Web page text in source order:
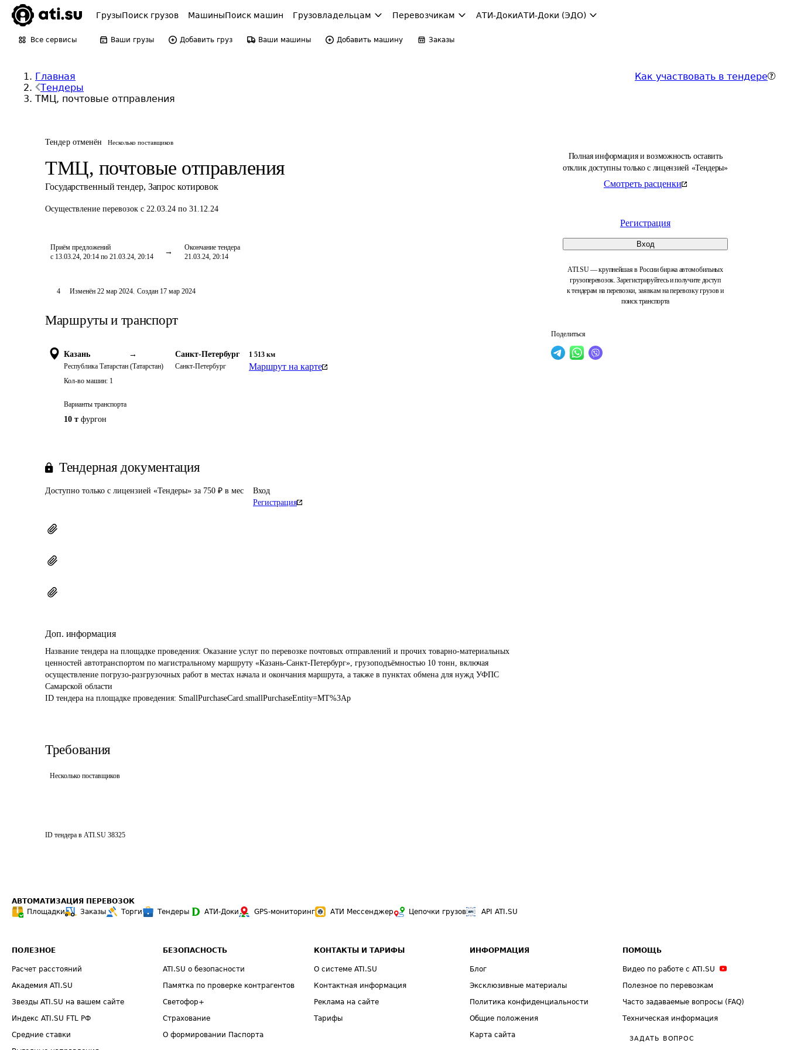
ГрузыПоиск грузов МашиныПоиск машин Грузовладельцам Перевозчикам АТИ-ДокиАТИ-Доки (ЭДО)
Все сервисы Ваши грузы Добавить груз Ваши машины Добавить машину Заказы
Главная
Тендеры
ТМЦ, почтовые отправления
Как участвовать в тендере
Тендер отменён Несколько поставщиков
ТМЦ, почтовые отправления
Государственный тендер, Запрос котировок
Осуществление перевозок с 22.03.24 по 31.12.24
Приём предложений
с 13.03.24, 20:14 по 21.03.24, 20:14
Окончание тендера
21.03.24, 20:14
Полная информация и возможность оставить
отклик доступны только с лицензией «Тендеры»
Смотреть расценки
Регистрация
Вход
ATI.SU — крупнейшая в России биржа автомобильных
грузоперевозок. Зарегистрируйтесь и получите доступ
к тендерам на перевозки, заявкам на перевозку грузов и
поиск транспорта
Поделиться
4 Изменён 22 мар 2024. Создан 17 мар 2024
Маршруты и транспорт
Казань →
Республика Татарстан (Татарстан)
Санкт-Петербург
Санкт-Петербург
1 513 км
Маршрут на карте
Кол-во машин: 1
Варианты транспорта
10 т фургон
Тендерная документация
Доступно только с лицензией «Тендеры» за 750 ₽ в мес
Вход
Регистрация
Доп. информация
Название тендера на площадке проведения: Оказание услуг по перевозке почтовых отправлений и прочих товарно-материальных
ценностей автотранспортом по магистральному маршруту «Казань-Санкт-Петербург», грузоподъёмностью 10 тонн, включая
осуществление погрузо-разгрузочных работ в местах начала и окончания маршрута, а также в пунктах обмена для нужд УФПС
Самарской области
ID тендера на площадке проведения: SmallPurchaseCard.smallPurchaseEntity=MT%3Ap
Требования
Несколько поставщиков
ID тендера в ATI.SU 38325
АВТОМАТИЗАЦИЯ ПЕРЕВОЗОК
Площадки
Заказы Торги Тендеры АТИ-Доки GPS-мониторинг АТИ Мессенджер Цепочки грузов API ATI.SU
ПОЛЕЗНОЕ
Расчет расстояний
Академия ATI.SU
Звезды ATI.SU на вашем сайте
Индекс ATI.SU FTL РФ
Средние ставки
БЕЗОПАСНОСТЬ
ATI.SU о безопасности
Памятка по проверке контрагентов
Светофор+
Страхование
О формировании Паспорта
КОНТАКТЫ И ТАРИФЫ
О системе ATI.SU
Контактная информация
Реклама на сайте
Тарифы
ИНФОРМАЦИЯ
Блог
Эксклюзивные материалы
Политика конфиденциальности
Общие положения
Карта сайта
ПОМОЩЬ
Видео по работе с ATI.SU
Полезное по перевозкам
Часто задаваемые вопросы (FAQ)
Техническая информация
ЗАДАТЬ ВОПРОС